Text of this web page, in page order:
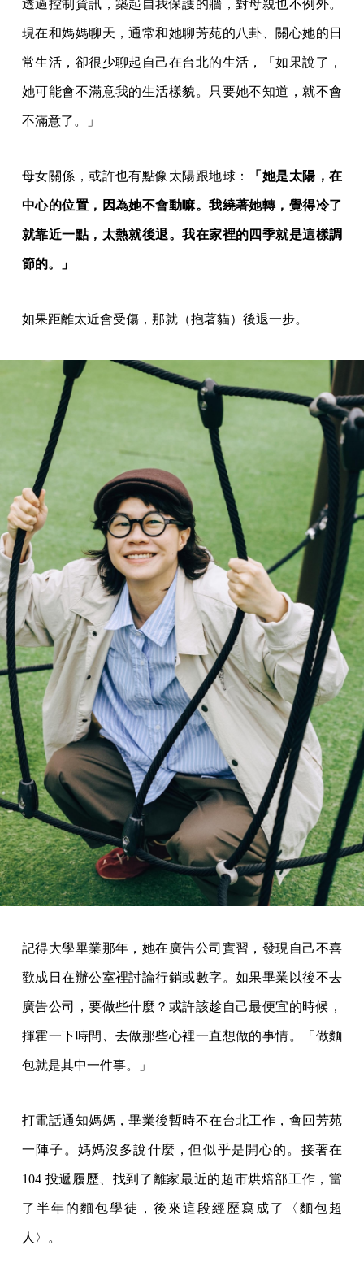
透過控制資訊，築起自我保護的牆，對母親也不例外。
現在和媽媽聊天，通常和她聊芳苑的八卦、關心她的日
常生活，卻很少聊起自己在台北的生活，「如果說了，
她可能會不滿意我的生活樣貌。只要她不知道，就不會
不滿意了。」
母女關係，或許也有點像太陽跟地球： 「她是太陽，在
中心的位置，因為她不會動嘛。我繞著她轉，覺得冷了
就靠近一點，太熱就後退。我在家裡的四季就是這樣調
節的。」
如果距離太近會受傷，那就（抱著貓）後退一步。
記得大學畢業那年，她在廣告公司實習，發現自己不喜
歡成日在辦公室裡討論行銷或數字。如果畢業以後不去
廣告公司，要做些什麼？或許該趁自己最便宜的時候，
揮霍一下時間、去做那些心裡一直想做的事情。「做麵
包就是其中一件事。」
打電話通知媽媽，畢業後暫時不在台北工作，會回芳苑
一陣子。媽媽沒多說什麼，但似乎是開心的。接著在
104 投遞履歷、找到了離家最近的超市烘焙部工作，當
了半年的麵包學徒，後來這段經歷寫成了〈麵包超
人〉。